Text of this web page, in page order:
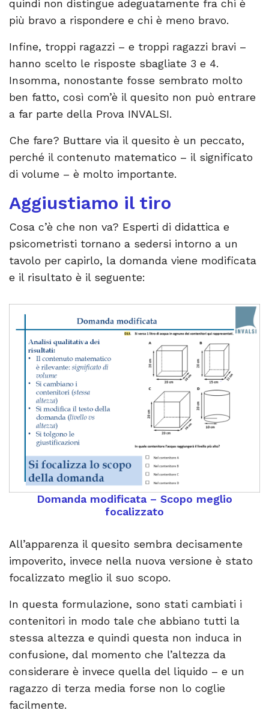
quindi non distingue adeguatamente fra chi è
più bravo a rispondere e chi è meno bravo.
Infine, troppi ragazzi – e troppi ragazzi bravi –
hanno scelto le risposte sbagliate 3 e 4.
Insomma, nonostante fosse sembrato molto
ben fatto, così com’è il quesito non può entrare
a far parte della Prova INVALSI.
Che fare? Buttare via il quesito è un peccato,
perché il contenuto matematico – il significato
di volume – è molto importante.
Aggiustiamo il tiro
Cosa c’è che non va? Esperti di didattica e
psicometristi tornano a sedersi intorno a un
tavolo per capirlo, la domanda viene modificata
e il risultato è il seguente:
Domanda modificata – Scopo meglio
focalizzato
All’apparenza il quesito sembra decisamente
impoverito, invece nella nuova versione è stato
focalizzato meglio il suo scopo.
In questa formulazione, sono stati cambiati i
contenitori in modo tale che abbiano tutti la
stessa altezza e quindi questa non induca in
confusione, dal momento che l’altezza da
considerare è invece quella del liquido – e un
ragazzo di terza media forse non lo coglie
facilmente.